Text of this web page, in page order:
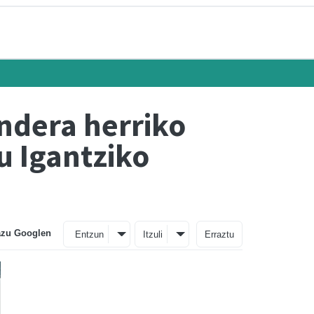
herriko
Igantziko
Googlen Entzun Itzuli Erraztu